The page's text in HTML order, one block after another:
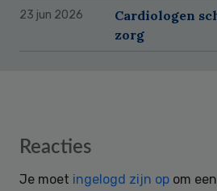
23 jun 2026
Cardiologen
zorg
Reader
Reacties
Je moet ingelogd zijn op om